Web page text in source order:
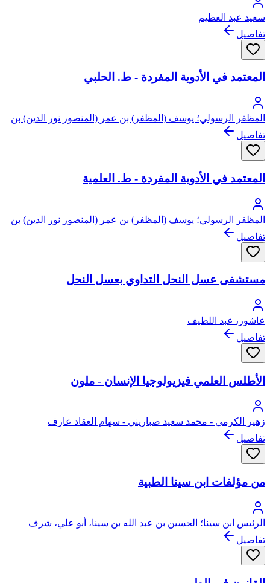
سعيد عبد العظيم
تفاصيل
المعتمد في الأدوية المفردة - ط. الحلبي
المظفر الرسولي؛ يوسف (المظفر) بن عمر (المنصور نور الدين) بن
علي بن رسول التركماني اليمني، شمس الدين
تفاصيل
المعتمد في الأدوية المفردة - ط. العلمية
المظفر الرسولي؛ يوسف (المظفر) بن عمر (المنصور نور الدين) بن
علي بن رسول التركماني اليمني، شمس الدين
تفاصيل
مستشفى عسل النحل التداوي بعسل النحل
عاشور، عبد اللطيف
تفاصيل
الأطلس العلمي فيزيولوجيا الإنسان - ملون
زهير الكرمي - محمد سعيد صباريني - سهام العقاد عارف
تفاصيل
من مؤلفات ابن سينا الطبية
الرئيس ابن سينا؛ الحسين بن عبد الله بن سينا، أبو علي، شرف
الملك
تفاصيل